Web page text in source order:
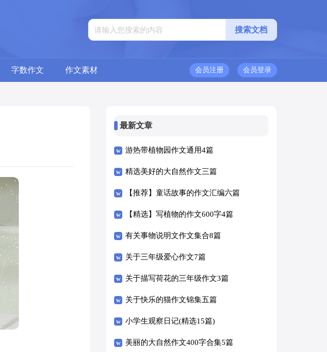
字数作文 作文素材 会员登录
会员注册
最新文章
游热带植物园作文通用4篇
精选美好的大自然作文三篇
【推荐】童话故事的作文汇编六篇
【精选】写植物的作文600字4篇
有关事物说明文作文集合8篇
关于三年级爱心作文7篇
关于描写荷花的三年级作文3篇
关于快乐的猫作文锦集五篇
小学生观察日记(精选15篇)
美丽的大自然作文400字合集5篇